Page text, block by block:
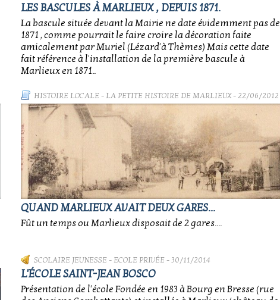
LES BASCULES À MARLIEUX , DEPUIS 1871.
La bascule située devant la Mairie ne date évidemment pas de
1871 , comme pourrait le faire croire la décoration faite
amicalement par Muriel (Lézard'à Thèmes) Mais cette date
fait référence à l'installation de la première bascule à
Marlieux en 1871..
HISTOIRE LOCALE- LA PETITE HISTOIRE DE MARLIEUX- 22/06/2012
QUAND MARLIEUX AVAIT DEUX GARES...
Fût un temps ou Marlieux disposait de 2 gares....
SCOLAIRE JEUNESSE- ECOLE PRIVÉE- 30/11/2014
L'ÉCOLE SAINT-JEAN BOSCO
Présentation de l'école Fondée en 1983 à Bourg en Bresse (rue